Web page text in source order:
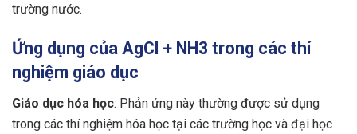
trường nước.
Ứng dụng của AgCl + NH3 trong các thí
nghiệm giáo dục
Giáo dục hóa học: Phản ứng này thường được sử dụng
trong các thí nghiệm hóa học tại các trường học và đại học